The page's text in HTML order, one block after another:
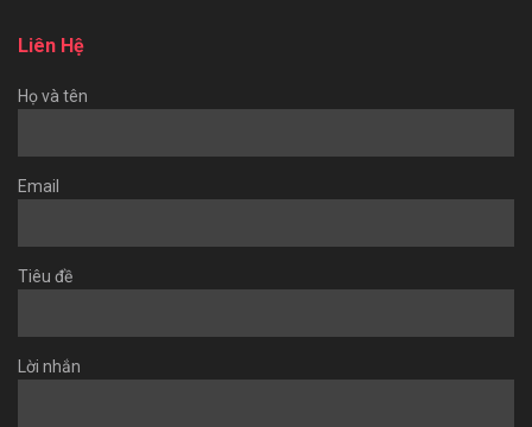
Liên Hệ
Họ và tên
Email
Tiêu đề
Lời nhắn